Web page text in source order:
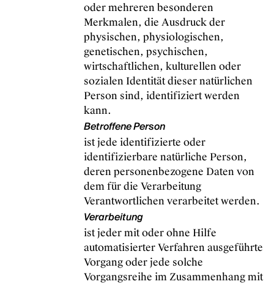
oder mehreren besonderen
Merkmalen, die Ausdruck der
physischen, physiologischen,
genetischen, psychischen,
wirtschaftlichen, kulturellen oder
sozialen Identität dieser natürlichen
Person sind, identifiziert werden
kann.
Betroffene Person
ist jede identifizierte oder
identifizierbare natürliche Person,
deren personenbezogene Daten von
dem für die Verarbeitung
Verantwortlichen verarbeitet werden.
Verarbeitung
ist jeder mit oder ohne Hilfe
automatisierter Verfahren ausgeführte
Vorgang oder jede solche
Vorgangsreihe im Zusammenhang mit